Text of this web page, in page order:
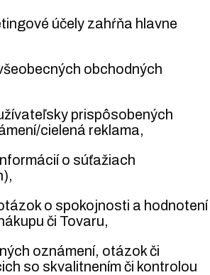
účely zahŕňa hlavne
obchodných
prispôsobených
cielená reklama,
o súťažiach
o spokojnosti a hodnotení
či Tovaru,
oznámení, otázok či
so skvalitnením či kontrolou